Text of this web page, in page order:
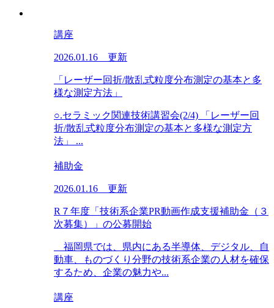
講座
2026.01.16 更新
「レーザー回折/散乱式粒度分布測定の基本と多
様な測定方法」
○.セラミック関連技術講習会(2/4) 「レーザー回
折/散乱式粒度分布測定の基本と多様な測定方
法」 ...
補助金
2026.01.16 更新
R７年度「技術系企業PR動画作成支援補助金（３
次募集）」の公募開始
福岡県では、県内にある半導体、デジタル、自
動車、ものづくり分野の技術系企業の人材を確保
するため、企業の魅力や...
講座